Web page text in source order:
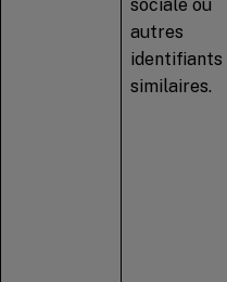
sociale ou
autres
identifiants
similaires.